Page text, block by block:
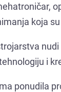
koja
i
ponudila